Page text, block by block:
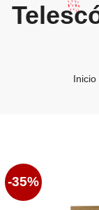
Inicio
-35%